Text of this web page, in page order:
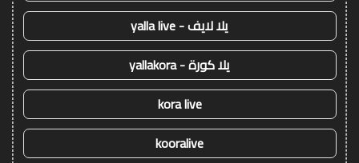
يلا لايف - yalla live
يلا كورة - yallakora
kora live
kooralive